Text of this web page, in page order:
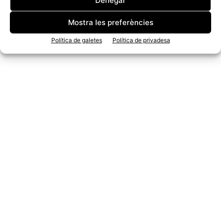
Mostra les preferències
Política de galetes Política de privadesa